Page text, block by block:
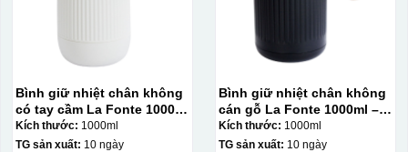
Bình giữ nhiệt chân không
có tay cầm La Fonte 1000ml
– 011655
Kích thước: 1000ml
TG sản xuất: 10 ngày
Bình giữ nhiệt chân không
cán gỗ La Fonte 1000ml –
011679
Kích thước: 1000ml
TG sản xuất: 10 ngày